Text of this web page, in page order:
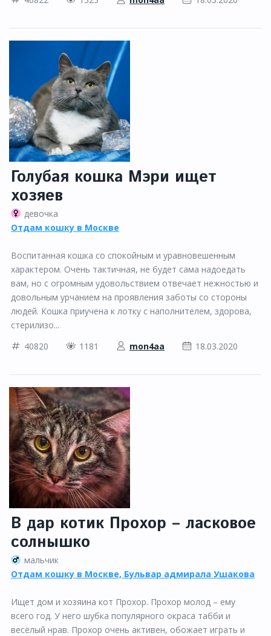
Голубая кошка Мэри ищет
хозяев
девочка
Отдам кошку в Москве
Воспитанная кошка со спокойным и уравновешенным
характером. Очень тактичная, не будет сама надоедать
вам, но с огромным удовольствием отвечает нежностью и
довольным урчанием на проявления заботы со стороны
людей. Кошка приучена к лотку с наполнителем, здорова,
стерилизо...
40820
1181 mon4aa 18.03.2020
В дар котик Прохор – ласковое
солнышко
мальчик
Отдам кошку в Москве, Бульвар адмирала Ушакова
Ищет дом и хозяина кот Прохор. Прохор молод – ему
всего год. У него шубка популярного окраса табби и
весёлый нрав. Прохор очень активен, обожает играть и